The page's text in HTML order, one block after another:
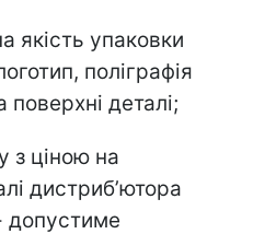
якість упаковки
поліграфія
деталі;
з ціною на
дистриб’ютора
допустиме